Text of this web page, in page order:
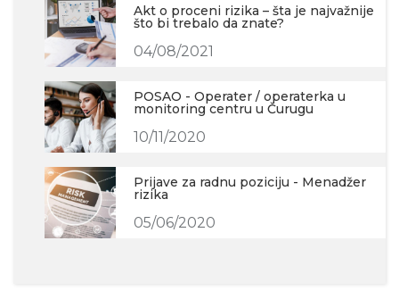
Akt o proceni rizika – šta je najvažnije
što bi trebalo da znate?
04/08/2021
POSAO - Operater / operaterka u
monitoring centru u Čurugu
10/11/2020
Prijave za radnu poziciju - Menadžer
rizika
05/06/2020